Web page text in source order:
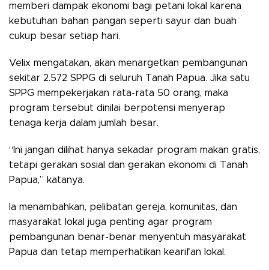
memberi dampak ekonomi bagi petani lokal karena
kebutuhan bahan pangan seperti sayur dan buah
cukup besar setiap hari.
Velix mengatakan, akan menargetkan pembangunan
sekitar 2.572 SPPG di seluruh Tanah Papua. Jika satu
SPPG mempekerjakan rata-rata 50 orang, maka
program tersebut dinilai berpotensi menyerap
tenaga kerja dalam jumlah besar.
“Ini jangan dilihat hanya sekadar program makan gratis,
tetapi gerakan sosial dan gerakan ekonomi di Tanah
Papua,” katanya.
Ia menambahkan, pelibatan gereja, komunitas, dan
masyarakat lokal juga penting agar program
pembangunan benar-benar menyentuh masyarakat
Papua dan tetap memperhatikan kearifan lokal.